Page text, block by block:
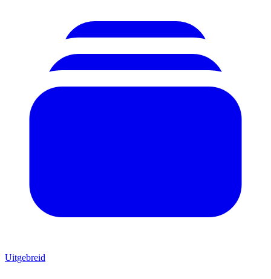
Uitgebreid